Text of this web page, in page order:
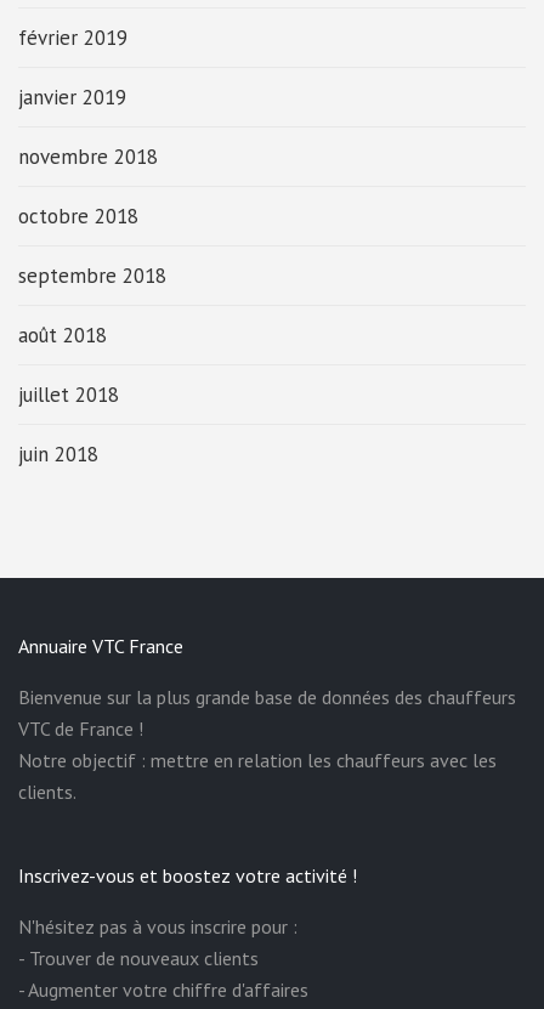
février 2019
janvier 2019
novembre 2018
octobre 2018
septembre 2018
août 2018
juillet 2018
juin 2018
Annuaire VTC France
Bienvenue sur la plus grande base de données des chauffeurs
VTC de France !
Notre objectif : mettre en relation les chauffeurs avec les
clients.
Inscrivez-vous et boostez votre activité !
N'hésitez pas à vous inscrire pour :
- Trouver de nouveaux clients
- Augmenter votre chiffre d'affaires